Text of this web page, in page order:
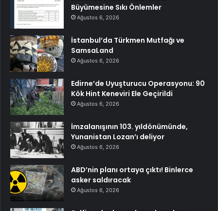
Büyümesine Sıkı Önlemler
Ağustos 6, 2026
İstanbul’da Türkmen Mutfağı ve
SamsaLand
Ağustos 6, 2026
Edirne’de Uyuşturucu Operasyonu: 90
Kök Hint Keneviri Ele Geçirildi
Ağustos 6, 2026
İmzalanışının 103. yıldönümünde,
Yunanistan Lozan’ı deliyor
Ağustos 6, 2026
ABD’nin planı ortaya çıktı! Binlerce
asker saldıracak
Ağustos 6, 2026